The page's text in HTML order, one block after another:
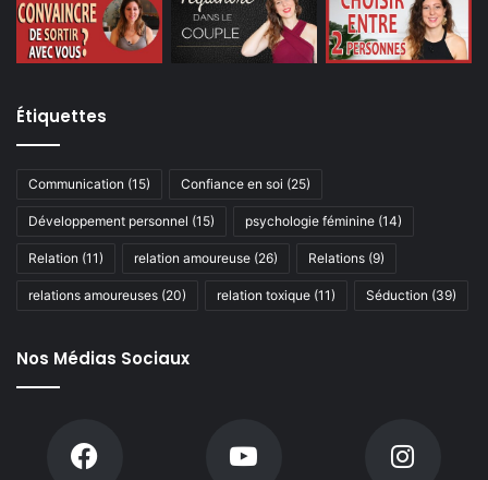
Étiquettes
Communication (15) Confiance en soi (25)
Développement personnel (15) psychologie féminine (14)
Relation (11) relation amoureuse (26) Relations (9)
relations amoureuses (20) relation toxique (11) Séduction (39)
Nos Médias Sociaux